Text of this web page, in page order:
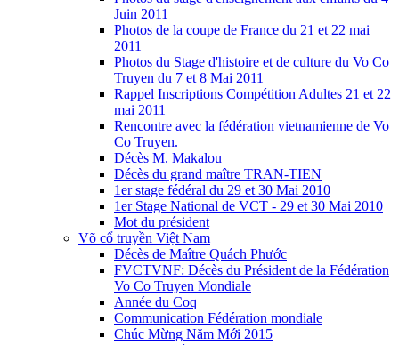
Juin 2011
Photos de la coupe de France du 21 et 22 mai
2011
Photos du Stage d'histoire et de culture du Vo Co
Truyen du 7 et 8 Mai 2011
Rappel Inscriptions Compétition Adultes 21 et 22
mai 2011
Rencontre avec la fédération vietnamienne de Vo
Co Truyen.
Décès M. Makalou
Décès du grand maître TRAN-TIEN
1er stage fédéral du 29 et 30 Mai 2010
1er Stage National de VCT - 29 et 30 Mai 2010
Mot du président
Võ cổ truyền Việt Nam
Décès de Maître Quách Phước
FVCTVNF: Décès du Président de la Fédération
Vo Co Truyen Mondiale
Année du Coq
Communication Fédération mondiale
Chúc Mừng Năm Mới 2015